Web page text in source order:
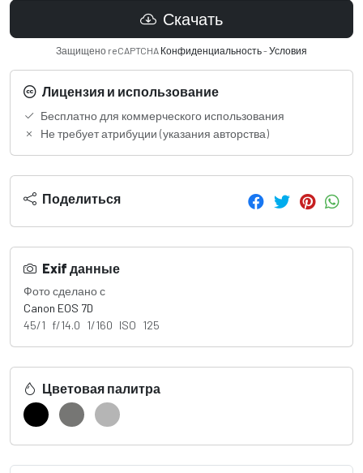
Скачать
Защищено reCAPTCHA Конфиденциальность-Условия
Лицензия и использование
Бесплатно для коммерческого использования
Не требует атрибуции (указания авторства)
Поделиться
Exif данные
Фото сделано с
Canon EOS 7D
45/1 f/14.0 1/160 ISO 125
Цветовая палитра